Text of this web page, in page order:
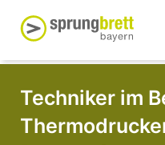
Techniker im